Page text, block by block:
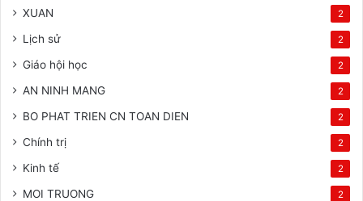
XUAN 2
Lịch sử 2
Giáo hội học 2
AN NINH MANG 2
BO PHAT TRIEN CN TOAN DIEN 2
Chính trị 2
Kinh tế 2
MOI TRUONG 2